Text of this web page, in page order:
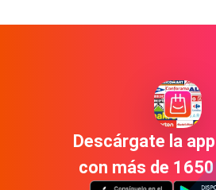
Descárgate la
con más de